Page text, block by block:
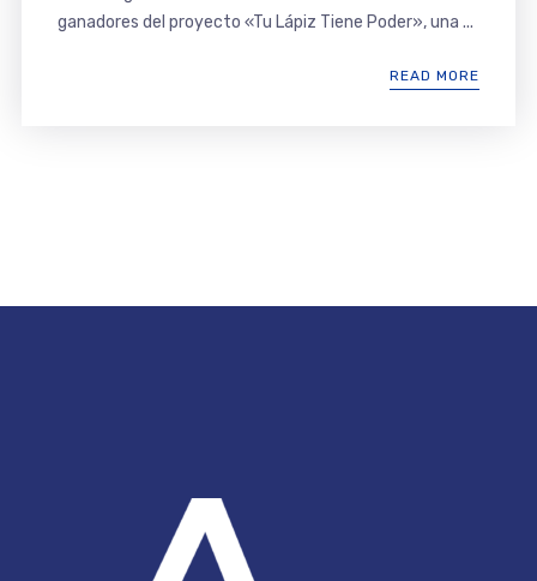
ganadores del proyecto «Tu Lápiz Tiene Poder», una ...
READ MORE